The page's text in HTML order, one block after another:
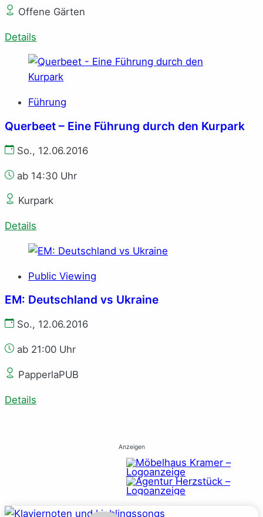
Offene Gärten
Details
Führung
Querbeet – Eine Führung durch den Kurpark
So., 12.06.2016
ab 14:30 Uhr
Kurpark
Details
Public Viewing
EM: Deutschland vs Ukraine
So., 12.06.2016
ab 21:00 Uhr
PapperlaPUB
Details
Anzeigen